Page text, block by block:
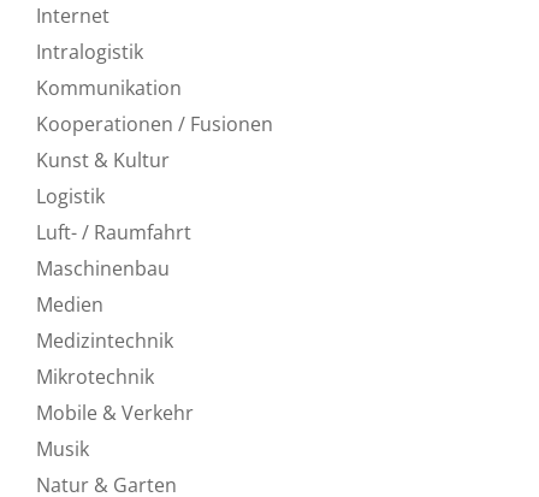
Internet
Intralogistik
Kommunikation
Kooperationen / Fusionen
Kunst & Kultur
Logistik
Luft- / Raumfahrt
Maschinenbau
Medien
Medizintechnik
Mikrotechnik
Mobile & Verkehr
Musik
Natur & Garten